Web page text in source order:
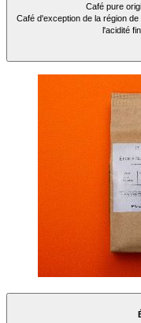
Café pure
Café d'exception de la région
l'acidité